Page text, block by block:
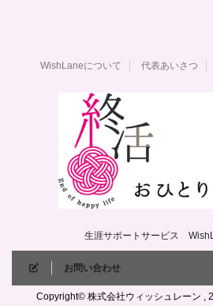
WishLaneについて 代表あいさつ
生涯サポートサービス
お問い合わせ
Copyright© 株式会社ウィッシュレーン ,